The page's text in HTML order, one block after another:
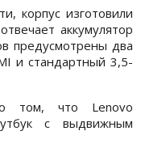
корпус изготовили
аккумулятор
предусмотрены два
и стандартный 3,5-
том, что Lenovo
с выдвижным